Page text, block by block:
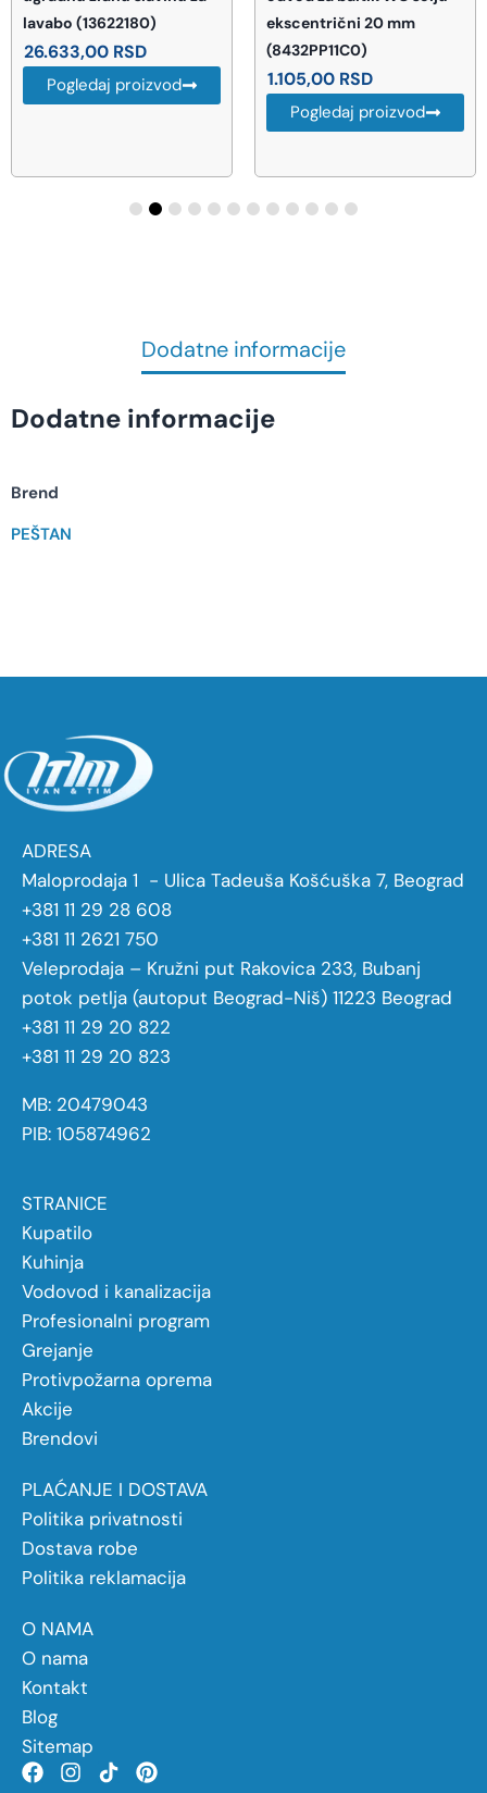
lavabo (13622180)
26.633,00 RSD
Pogledaj proizvod
ekscentrični 20 mm
(8432PP11C0)
1.105,00 RSD
Pogledaj proizvod
Dodatne informacije
Dodatne informacije
Brend
PEŠTAN
ADRESA
Maloprodaja 1 - Ulica Tadeuša Košćuška 7, Beograd
+381 11 29 28 608
+381 11 2621 750
Veleprodaja – Kružni put Rakovica 233, Bubanj
potok petlja (autoput Beograd-Niš) 11223 Beograd
+381 11 29 20 822
+381 11 29 20 823
MB: 20479043
PIB: 105874962
STRANICE
Kupatilo
Kuhinja
Vodovod i kanalizacija
Profesionalni program
Grejanje
Protivpožarna oprema
Akcije
Brendovi
PLAĆANJE I DOSTAVA
Politika privatnosti
Dostava robe
Politika reklamacija
O NAMA
O nama
Kontakt
Blog
Sitemap